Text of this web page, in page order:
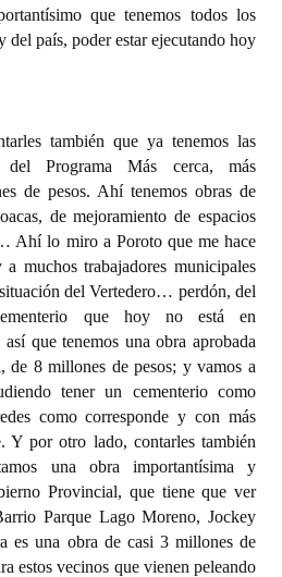
que tenemos todos los
país, poder estar ejecutando hoy
también que ya tenemos las
del Programa Más cerca, más
de pesos. Ahí tenemos obras de
de mejoramiento de espacios
Ahí lo miro a Poroto que me hace
muchos trabajadores municipales
del Vertedero… perdón, del
que hoy no está en
que tenemos una obra aprobada
de 8 millones de pesos; y vamos a
tener un cementerio como
como corresponde y con más
Y por otro lado, contarles también
una obra importantísima y
Provincial, que tiene que ver
Parque Lago Moreno, Jockey
es una obra de casi 3 millones de
estos vecinos que vienen peleando